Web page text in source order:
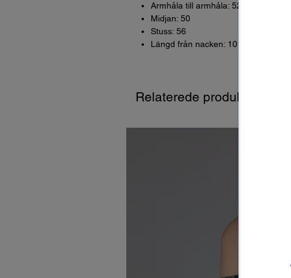
Armhåla till armhåla: 52
Midjan: 50
Stuss: 56
Längd från nacken: 101
Relaterede produkter